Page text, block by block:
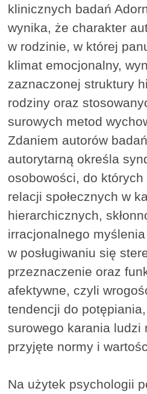
klinicznych badań
wynika, że charakter
w rodzinie, w której
klimat emocjonalny,
zaznaczonej struktury
rodziny oraz
surowych metod
Zdaniem autorów
autorytarną określa
osobowości, do
relacji społecznych w
hierarchicznych,
irracjonalnego
w posługiwaniu się
przeznaczenie oraz
afektywne, czyli
tendencji do
surowego karania ludzi
przyjęte normy i
Na użytek psychologii